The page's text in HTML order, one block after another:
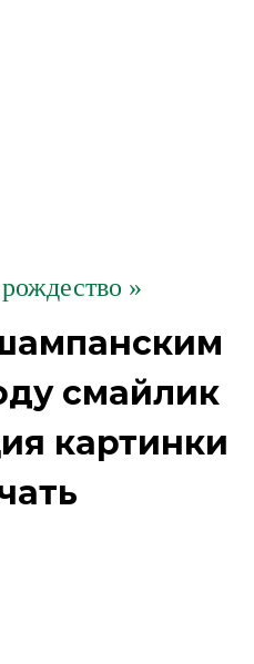
»
смайлик
картинки